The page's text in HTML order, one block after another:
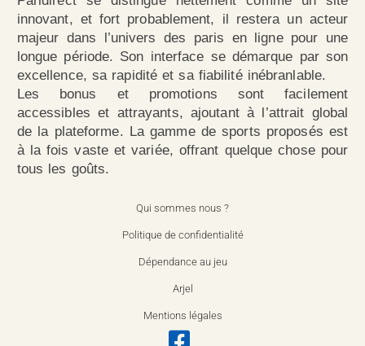
innovant, et fort probablement, il restera un acteur
majeur dans l’univers des paris en ligne pour une
longue période. Son interface se démarque par son
excellence, sa rapidité et sa fiabilité inébranlable.
Les bonus et promotions sont facilement
accessibles et attrayants, ajoutant à l’attrait global
de la plateforme. La gamme de sports proposés est
à la fois vaste et variée, offrant quelque chose pour
tous les goûts.
Qui sommes nous ?
Politique de confidentialité
Dépendance au jeu
Arjel
Mentions légales